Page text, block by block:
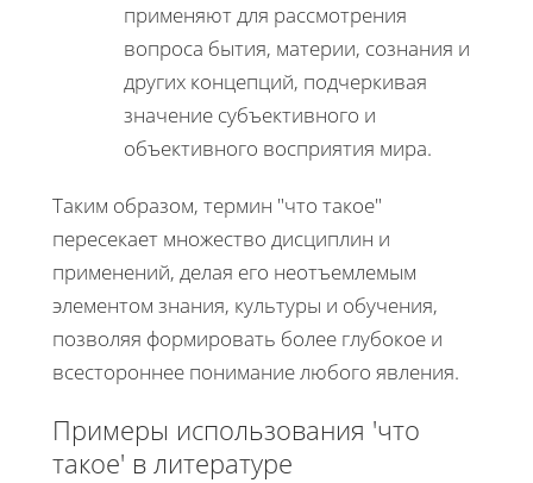
применяют для рассмотрения
вопроса бытия, материи, сознания и
других концепций, подчеркивая
значение субъективного и
объективного восприятия мира.
Таким образом, термин "что такое"
пересекает множество дисциплин и
применений, делая его неотъемлемым
элементом знания, культуры и обучения,
позволяя формировать более глубокое и
всестороннее понимание любого явления.
Примеры использования 'что
такое' в литературе